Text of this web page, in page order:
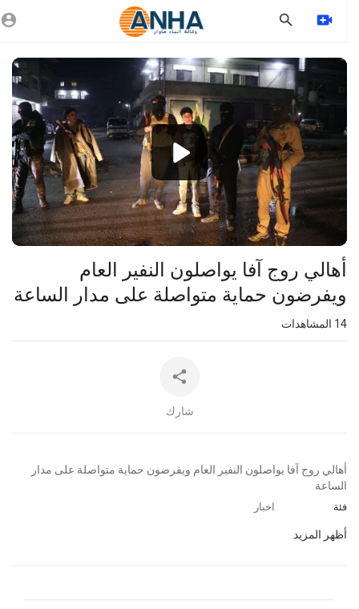
Video
1080p
360p
240p
auto
أهالي روج آفا يواصلون النفير العام
ويفرضون حماية متواصلة على مدار الساعة
14المشاهدات
شارك
⁣أهالي روج آفا يواصلون النفير العام ويفرضون حماية متواصلة على مدار
الساعة
فئة اخبار
أظهر المزيد